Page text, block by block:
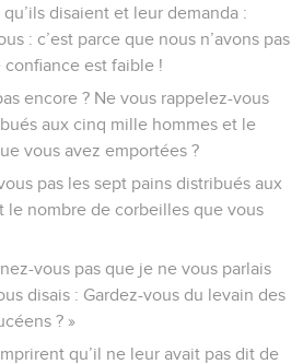
disaient et leur demanda :
: c’est parce que nous n’avons pas
confiance est faible !
encore ? Ne vous rappelez-vous
aux cinq mille hommes et le
vous avez emportées ?
pas les sept pains distribués aux
le nombre de corbeilles que vous
vous pas que je ne vous parlais
disais : Gardez-vous du levain des
? »
qu’il ne leur avait pas dit de